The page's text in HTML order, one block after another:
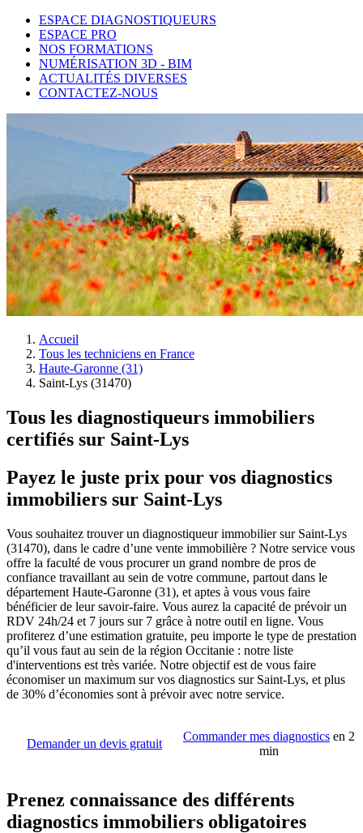
ESPACE DIAGNOSTIQUEURS
ESPACE PRO
NOS FORMATIONS
NUMÉRISATION 3D - BIM
ACTUALITÉS DIVERSES
CONTACTEZ-NOUS
Accueil
Tous les techniciens en France
Haute-Garonne (31)
Saint-Lys (31470)
Tous les diagnostiqueurs immobiliers
certifiés sur Saint-Lys
Payez le juste prix pour vos diagnostics
immobiliers sur Saint-Lys
Vous souhaitez trouver un diagnostiqueur immobilier sur Saint-Lys
(31470), dans le cadre d’une vente immobilière ? Notre service vous
offre la faculté de vous procurer un grand nombre de pros de
confiance travaillant au sein de votre commune, partout dans le
département Haute-Garonne (31), et aptes à vous vous faire
bénéficier de leur savoir-faire. Vous aurez la capacité de prévoir un
RDV 24h/24 et 7 jours sur 7 grâce à notre outil en ligne. Vous
profiterez d’une estimation gratuite, peu importe le type de prestation
qu’il vous faut au sein de la région Occitanie : notre liste
d'interventions est très variée. Notre objectif est de vous faire
économiser un maximum sur vos diagnostics sur Saint-Lys, et plus
de 30% d’économies sont à prévoir avec notre service.
Demander un devis gratuit
Commander mes diagnostics en 2
min
Prenez connaissance des différents
diagnostics immobiliers obligatoires